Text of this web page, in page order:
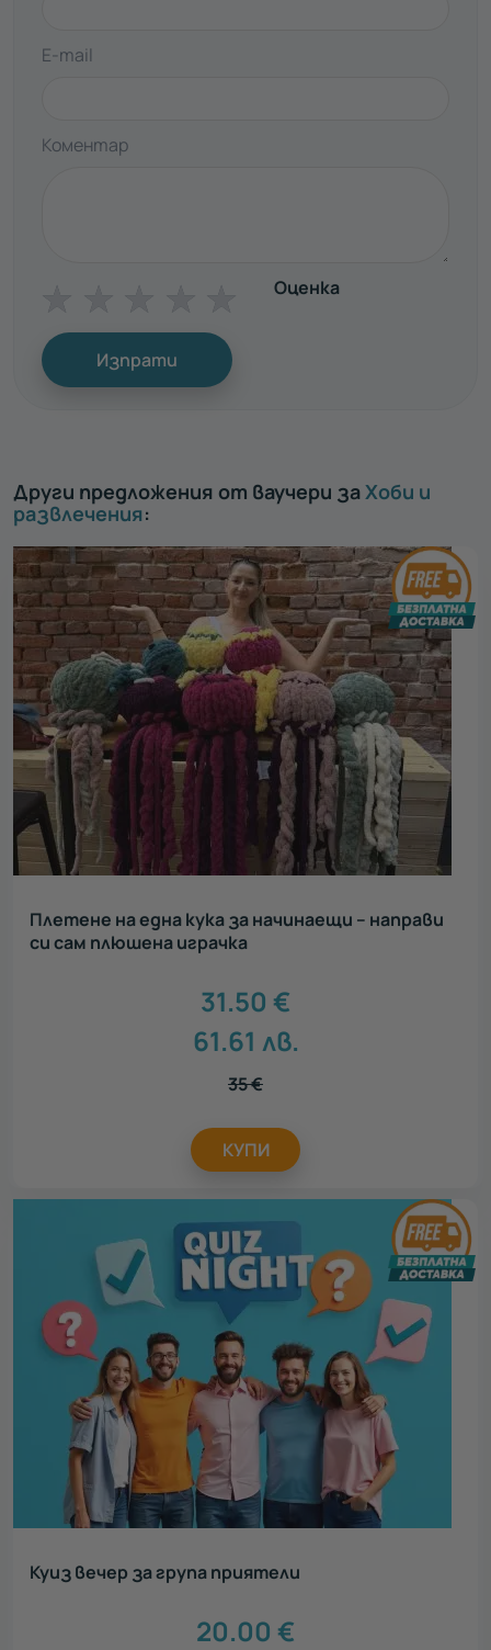
E-mail
Коментар
Оценка
Изпрати
Други предложения от ваучери заХоби и
развлечения:
Плетене на една кука за начинаещи – направи
си сам плюшена играчка
31.50 €
61.61 лв.
35€
КУПИ
Куиз вечер за група приятели
20.00 €